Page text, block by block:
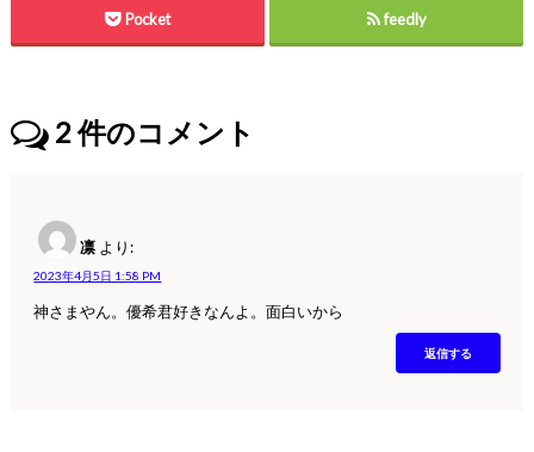
Pocket feedly
2件のコメント
凛 より:
2023年4月5日 1:58 PM
神さまやん。優希君好きなんよ。面白いから
返信する